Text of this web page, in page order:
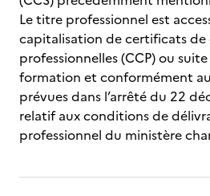
Le titre professionnel est
capitalisation de certificats
professionnelles (CCP) ou
formation et conformément
prévues dans l’arrêté du 22
relatif aux conditions de
professionnel du ministère